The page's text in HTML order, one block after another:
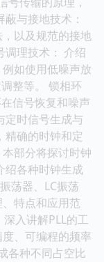
与接地技术：
以及规范的接地
调理技术： 介绍
如使用低噪声放
整等。 锁相环
信号恢复和噪声
定时信号生成与
精确的时钟和定
部分将探讨时钟
绍各种时钟生成
荡器、LC振荡
特点和应用范
入讲解PLL的工
、可编程的频率
各种不同占空比